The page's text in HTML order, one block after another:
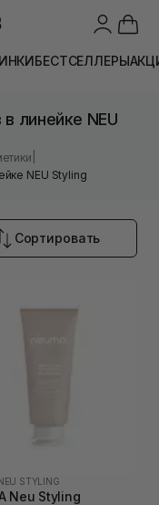
БЕСТСЕЛЛЕРЫ
линейке NEU
NEU Styling
Сортировать
STYLING
Neu Styling